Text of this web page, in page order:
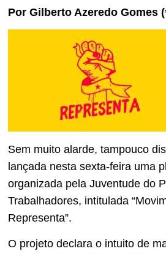
Por Gilberto Azeredo Gomes
Sem muito alarde, tampouco
lançada nesta sexta-feira uma
organizada pela Juventude do
Trabalhadores, intitulada
Representa”.
O projeto declara o intuito de